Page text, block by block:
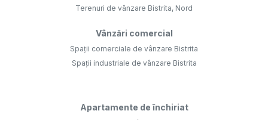
Terenuri de vânzare Bistrita, Nord
Vânzări comercial
Spații comerciale de vânzare Bistrita
Spații industriale de vânzare Bistrita
Apartamente de închiriat